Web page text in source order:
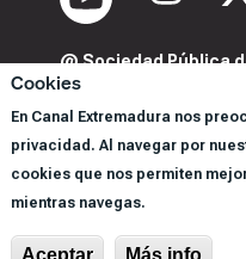
Cookies
En Canal Extremadura nos
privacidad. Al navegar por
cookies que nos permiten
mientras navegas.
Aceptar Más info
@ Sociedad Pública
POLITICA DE